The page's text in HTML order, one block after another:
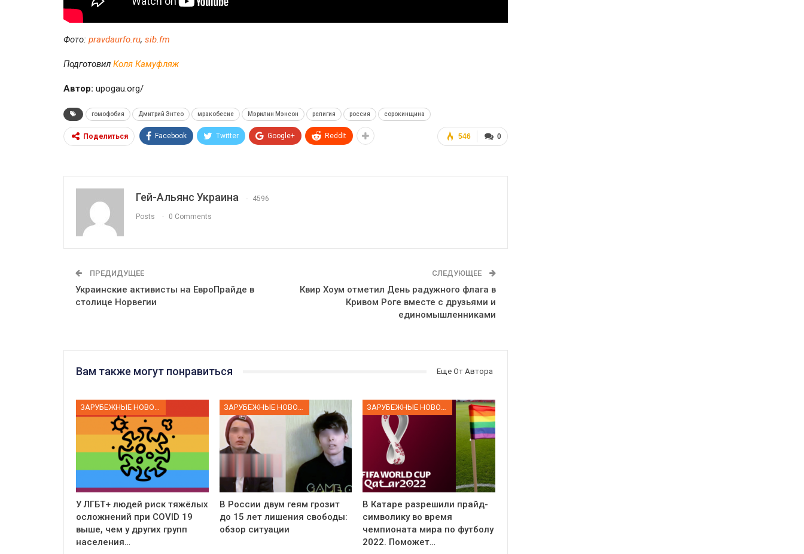
Фото: pravdaurfo.ru, sib.fm
Подготовил Коля Камуфляж
Автор: upogau.org/
гомофобия Дмитрий Энтео мракобесие Мэрилин Мэнсон религия россия сорокинщина
0
546
Поделиться Facebook Twitter Google+ ReddIt
Гей-Альянс Украина 4596
Posts 0 Comments
ПРЕДИДУЩЕЕ
Украинские активисты на ЕвроПрайде в
столице Норвегии
СЛЕДУЮЩЕЕ
Квир Хоум отметил День радужного флага в
Кривом Роге вместе с друзьями и
единомышленниками
Вам также могут понравиться Еще От Автора
ЗАРУБЕЖНЫЕ НОВОСТИ
У ЛГБТ+ людей риск тяжёлых
осложнений при COVID 19
выше, чем у других групп
населения…
ЗАРУБЕЖНЫЕ НОВОСТИ
В России двум геям грозит
до 15 лет лишения свободы:
обзор ситуации
ЗАРУБЕЖНЫЕ НОВОСТИ
В Катаре разрешили прайд-
символику во время
чемпионата мира по футболу
2022. Поможет…